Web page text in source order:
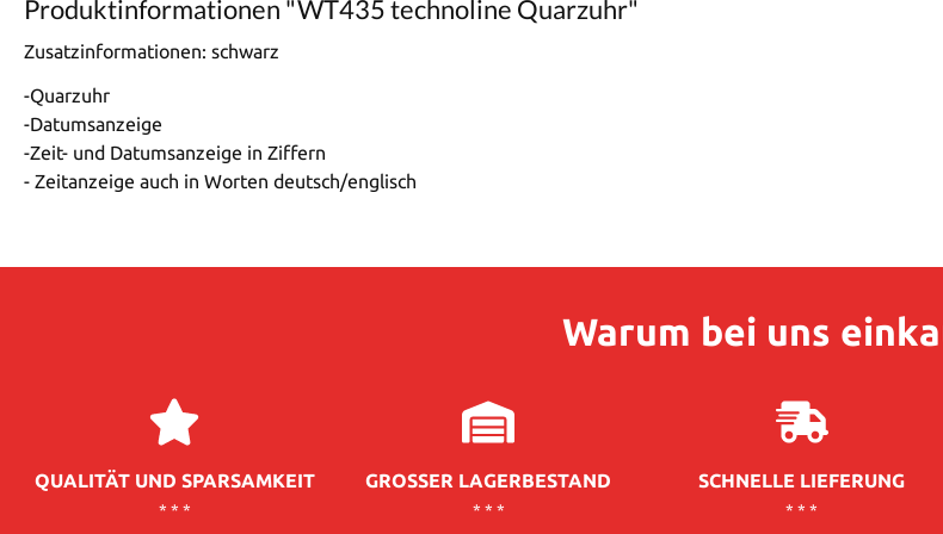
Produktinformationen "WT435 technoline Quarzuhr"
Zusatzinformationen: schwarz
-Quarzuhr
-Datumsanzeige
-Zeit- und Datumsanzeige in Ziffern
- Zeitanzeige auch in Worten deutsch/englisch
Warum bei uns
QUALITÄT UND SPARSAMKEIT
* * *
GROSSER LAGERBESTAND
* * *
SCHNELLE LIEFERUNG
* * *